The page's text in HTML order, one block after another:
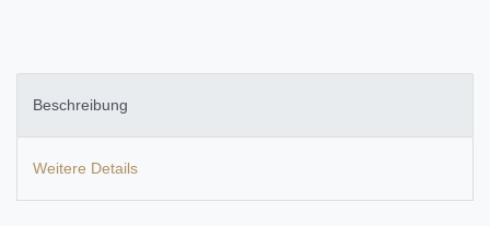
Beschreibung
Weitere Details